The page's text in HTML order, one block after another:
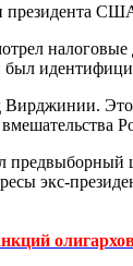
был
Вирджинии.
экс-